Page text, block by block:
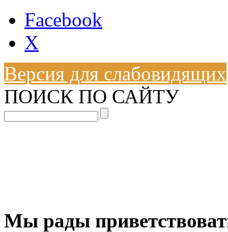
Facebook
X
Версия для слабовидящих
ПОИСК ПО САЙТУ
Мы рады